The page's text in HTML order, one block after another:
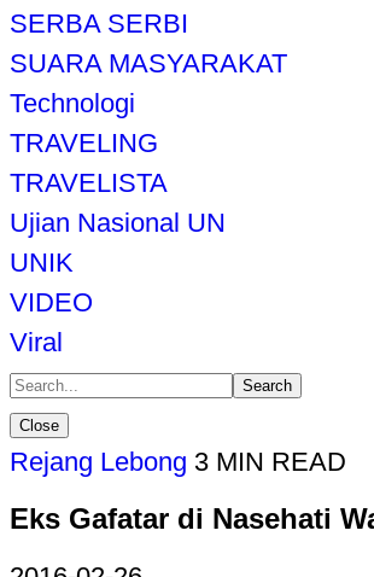
SERBA SERBI
SUARA MASYARAKAT
Technologi
TRAVELING
TRAVELISTA
Ujian Nasional UN
UNIK
VIDEO
Viral
Search
Close
Rejang Lebong 3 MIN READ
Eks Gafatar di Nasehati